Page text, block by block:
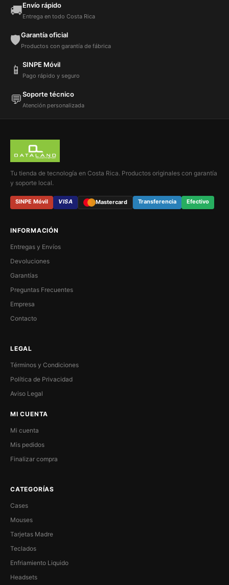
🚚Envío rápido
Entrega en todo Costa Rica
🛡️Garantía oficial
Productos con garantía de fábrica
📱 SINPE Móvil
Pago rápido y seguro
💬Soporte técnico
Atención personalizada
Tu tienda de tecnología en Costa Rica. Productos originales con garantía
y soporte local.
SINPE Móvil VISA Mastercard Transferencia Efectivo
INFORMACIÓN
Entregas y Envíos
Devoluciones
Garantías
Preguntas Frecuentes
Empresa
Contacto
LEGAL
Términos y Condiciones
Política de Privacidad
Aviso Legal
MI CUENTA
Mi cuenta
Mis pedidos
Finalizar compra
CATEGORÍAS
Cases
Mouses
Tarjetas Madre
Teclados
Enfriamiento Liquido
Headsets